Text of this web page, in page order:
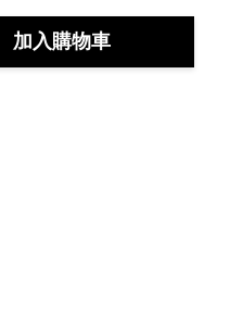
加入購物車